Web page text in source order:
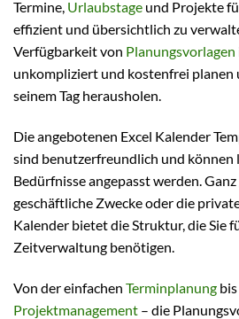
Termine, Urlaubstage und Projekte
effizient und übersichtlich zu
Verfügbarkeit von Planungsvorlagen
unkompliziert und kostenfrei planen
seinem Tag herausholen.
Die angebotenen Excel Kalender
sind benutzerfreundlich und können
Bedürfnisse angepasst werden.
geschäftliche Zwecke oder die
Kalender bietet die Struktur, die Sie
Zeitverwaltung benötigen.
Von der einfachen Terminplanung
Projektmanagement – die